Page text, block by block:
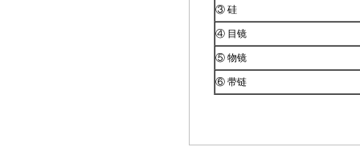
③ 硅
④ 目镜
⑤ 物镜
⑥ 带链